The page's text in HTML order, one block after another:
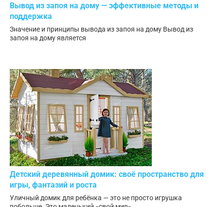
Вывод из запоя на дому — эффективные методы и
поддержка
Значение и принципы вывода из запоя на дому Вывод из
запоя на дому является
Детский деревянный домик: своё пространство для
игры, фантазий и роста
Уличный домик для ребёнка — это не просто игрушка